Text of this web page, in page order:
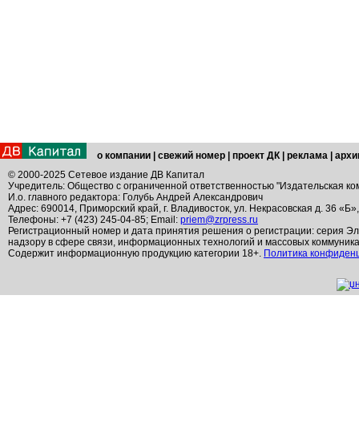
о компании свежий номер проект ДК реклама
© 2000-2025 Сетевое издание ДВ Капитал
Учредитель: Общество с ограниченной ответственностью "Издательская
И.о. главного редактора: Голубь Андрей Александрович
Адрес: 690014, Приморский край, г. Владивосток, ул. Некрасовская д. 36
Телефоны: +7 (423) 245-04-85; Email: priem@zrpress.ru
Регистрационный номер и дата принятия решения о регистрации: серия
надзору в сфере связи, информационных технологий и массовых
Содержит информационную продукцию категории 18+. Политика